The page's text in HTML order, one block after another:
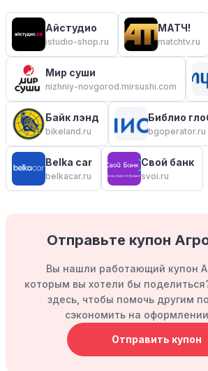
Айстудио
istudio-shop.ru
МАТЧ!
matchtv.ru
Мир суши
nizhniy-novgorod.mirsushi.com
Байк лэнд
bikeland.ru
Библио
bgoperator.ru
Belka car
belkacar.ru
Свой банк
svoi.ru
Отправьте купон
Вы нашли работающий купон
которым вы хотели бы
здесь, чтобы помочь другим
сэкономить на
Отправить купон